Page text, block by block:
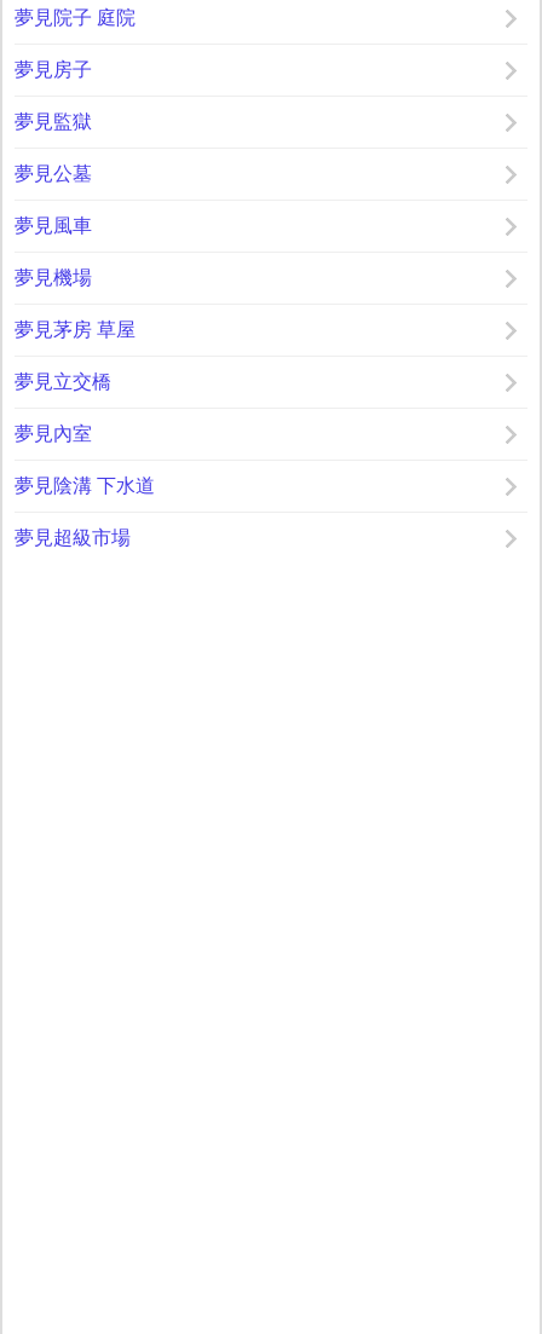
夢見院子 庭院
夢見房子
夢見監獄
夢見公墓
夢見風車
夢見機場
夢見茅房 草屋
夢見立交橋
夢見內室
夢見陰溝 下水道
夢見超級市場